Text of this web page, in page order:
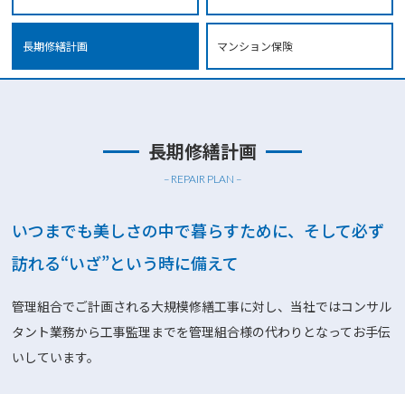
長期修繕計画 マンション保険
長期修繕計画
– REPAIR PLAN –
いつまでも美しさの中で暮らすために、 そして必ず
訪れる“いざ”という時に備えて
管理組合でご計画される大規模修繕工事に対し、 当社ではコンサル
タント業務から工事監理までを管理組合様の代わりとなってお手伝
いしています。